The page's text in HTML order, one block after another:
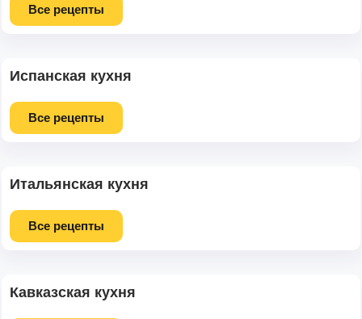
Все рецепты
Испанская кухня
Все рецепты
Итальянская кухня
Все рецепты
Кавказская кухня